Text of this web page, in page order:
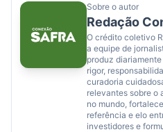
Sobre o autor
Redação
O crédito coletivo
a equipe de
produz
rigor,
curadoria
relevantes sobre o
no mundo,
referência e elo
investidores e